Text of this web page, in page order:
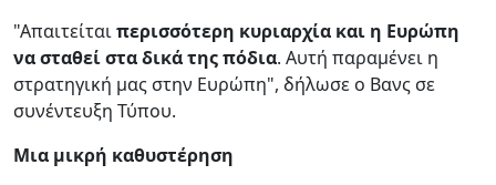
"Απαιτείταιπερισσότερη κυριαρχία και η Ευρώπη
να σταθεί στα δικά της πόδια. Αυτή παραμένει η
στρατηγική μας στην Ευρώπη", δήλωσε ο Βανς σε
συνέντευξη Τύπου.
Μια μικρή καθυστέρηση